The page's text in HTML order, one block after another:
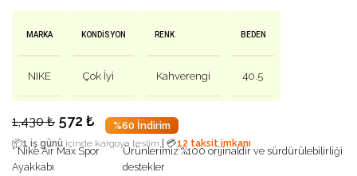
MARKA
NIKE
KONDISYON
Çok İyi
RENK
Kahverengi
BEDEN
40.5
1,430₺ 572 ₺ %60 İndirim
📦1 iş günü içinde kargoya teslim 💳12 taksit imkanı
* Nike Air Max Spor
Ayakkabı
Ürünlerimiz %100 orijinaldir ve sürdürülebilirliği
destekler